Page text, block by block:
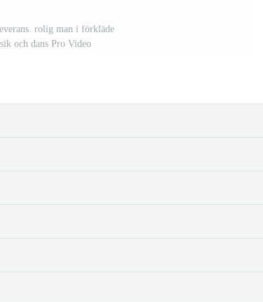
rolig man i förkläde
och dans Pro Video